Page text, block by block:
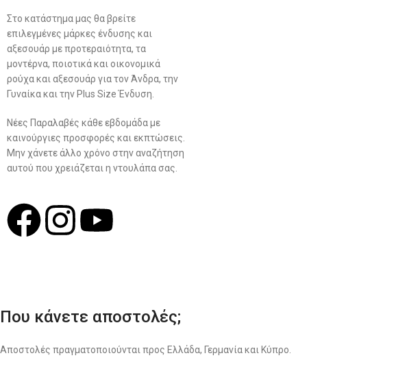
Στο κατάστημα μας θα βρείτε
επιλεγμένες μάρκες ένδυσης και
αξεσουάρ με προτεραιότητα, τα
μοντέρνα, ποιοτικά και οικονομικά
ρούχα και αξεσουάρ για τον Άνδρα, την
Γυναίκα και την Plus Size Ένδυση.
Νέες Παραλαβές κάθε εβδομάδα με
καινούργιες προσφορές και εκπτώσεις.
Μην χάνετε άλλο χρόνο στην αναζήτηση
αυτού που χρειάζεται η ντουλάπα σας.
Που κάνετε αποστολές;
Αποστολές πραγματοποιούνται προς Ελλάδα, Γερμανία και Κύπρο.